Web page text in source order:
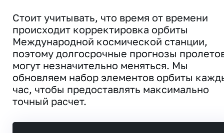
Стоит учитывать, что время от времени
происходит корректировка орбиты
Международной космической станции,
поэтому долгосрочные прогнозы
могут незначительно меняться. Мы
обновляем набор элементов орбиты
час, чтобы предоставлять максимально
точный расчет.